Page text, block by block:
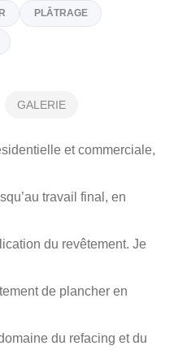
GALERIE
et commerciale,
travail final, en
du revêtement. Je
de plancher en
du refacing et du